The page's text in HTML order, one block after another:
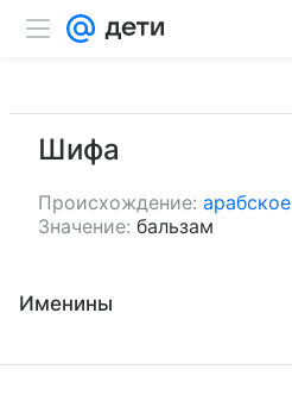
Шифа
Происхождение: арабское
Значение: бальзам
Именины